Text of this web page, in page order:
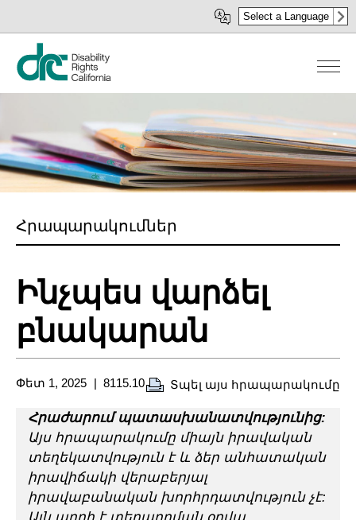
to
content
Select a Language
Հրապարակումներ
Ինչպես վարձել
բնակարան
Փետ 1, 2025 8115.10 Տպել այս հրապարակումը
Հրաժարում պատասխանատվությունից:
Այս հրապարակումը միայն իրավական
տեղեկատվություն է և ձեր անհատական
իրավիճակի վերաբերյալ
իրավաբանական խորհրդատվություն չէ: